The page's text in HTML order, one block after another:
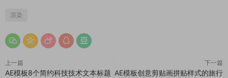
渲染
上一篇
AE模板8个简约科技技术文本标题
下一篇
AE模板创意剪贴画拼贴样式的旅行